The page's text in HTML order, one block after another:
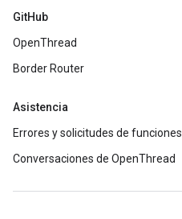
GitHub
OpenThread
Border Router
Asistencia
Errores y solicitudes de funciones
Conversaciones de OpenThread